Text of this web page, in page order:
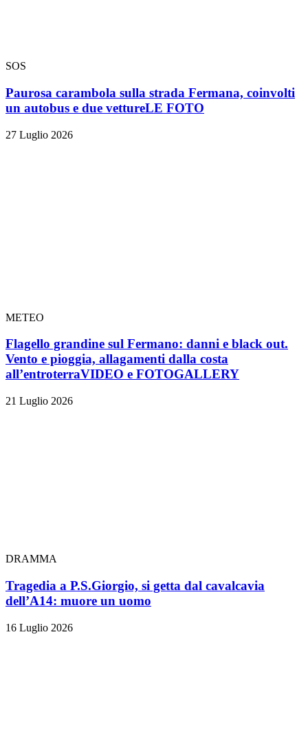
SOS
Paurosa carambola sulla strada Fermana, coinvolti
un autobus e due vettureLE FOTO
27 Luglio 2026
METEO
Flagello grandine sul Fermano: danni e black out.
Vento e pioggia, allagamenti dalla costa
all’entroterraVIDEO e FOTOGALLERY
21 Luglio 2026
DRAMMA
Tragedia a P.S.Giorgio, si getta dal cavalcavia
dell’A14: muore un uomo
16 Luglio 2026